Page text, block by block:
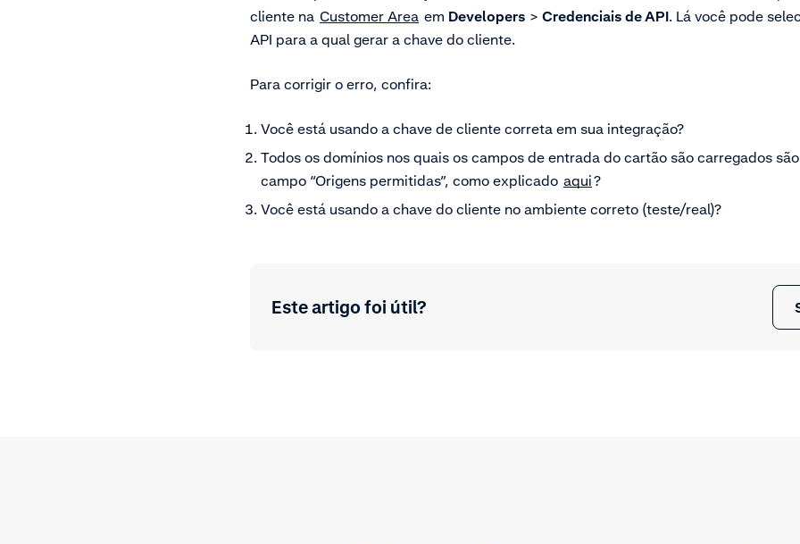
cliente na Customer Area em Developers > Credenciais de API. Lá você pode
API para a qual gerar a chave do cliente.
Para corrigir o erro, confira:
Você está usando a chave de cliente correta em sua integração?
Todos os domínios nos quais os campos de entrada do cartão são carregados
campo “Origens permitidas”, como explicado aqui?
Você está usando a chave do cliente no ambiente correto (teste/real)?
Este artigo foi útil?